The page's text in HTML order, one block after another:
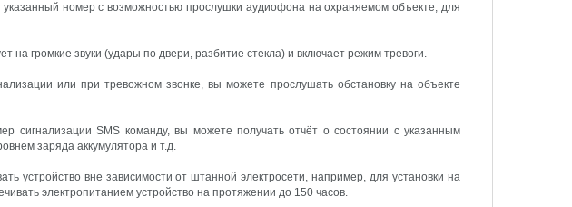
номер с возможностью прослушки аудиофона на охраняемом объекте, для
на громкие звуки (удары по двери, разбитие стекла) и включает режим тревоги.
или при тревожном звонке, вы можете прослушать обстановку на объекте
сигнализации SMS команду, вы можете получать отчёт о состоянии с указанным
заряда аккумулятора и т.д.
устройство вне зависимости от штанной электросети, например, для установки на
электропитанием устройство на протяжении до 150 часов.